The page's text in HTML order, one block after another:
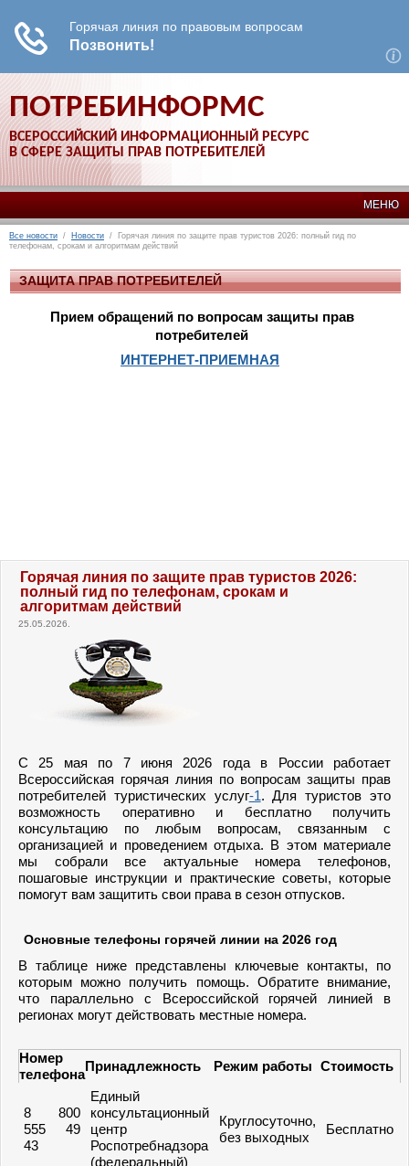
ПОТРЕБИНФОРМС
ВСЕРОССИЙСКИЙ ИНФОРМАЦИОННЫЙ РЕСУРС
В СФЕРЕ ЗАЩИТЫ ПРАВ ПОТРЕБИТЕЛЕЙ
МЕНЮ
Все новости / Новости / Горячая линия по защите прав туристов 2026: полный гид по
телефонам, срокам и алгоритмам действий
ЗАЩИТА ПРАВ ПОТРЕБИТЕЛЕЙ
Прием обращений по вопросам защиты прав
потребителей
ИНТЕРНЕТ-ПРИЕМНАЯ
Горячая линия по защите прав туристов 2026:
полный гид по телефонам, срокам и
алгоритмам действий
25.05.2026.
С 25 мая по 7 июня 2026 года в России работает
Всероссийская горячая линия по вопросам защиты прав
потребителей туристических услуг-1. Для туристов это
возможность оперативно и бесплатно получить
консультацию по любым вопросам, связанным с
организацией и проведением отдыха. В этом материале
мы собрали все актуальные номера телефонов,
пошаговые инструкции и практические советы, которые
помогут вам защитить свои права в сезон отпусков.
Основные телефоны горячей линии на 2026 год
В таблице ниже представлены ключевые контакты, по
которым можно получить помощь. Обратите внимание,
что параллельно с Всероссийской горячей линией в
регионах могут действовать местные номера.
Номер
телефона
Принадлежность Режим работы Стоимость
8 800
555 49
43
Единый
консультационный
центр
Роспотребнадзора
(федеральный)
Круглосуточно,
без выходных
Бесплатно